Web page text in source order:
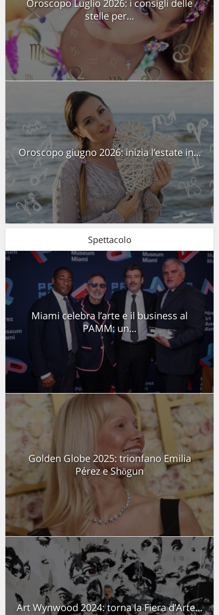
Oroscopo Luglio 2026: i consigli delle
stelle per...
Oroscopo giugno 2026: inizia l’estate in...
Spettacolo
Miami celebra l’arte e il business al
PAMM: un...
Golden Globe 2025: trionfano Emilia
Pérez e Shōgun
Art Wynwood 2024: torna la Fiera d’Arte...